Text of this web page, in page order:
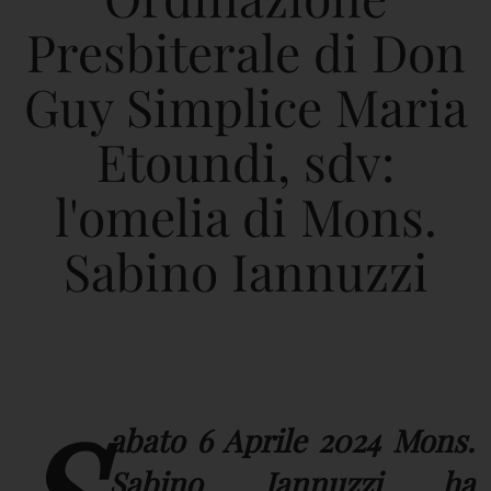
Presbiterale di Don
Guy Simplice Maria
Etoundi, sdv:
l'omelia di Mons.
Sabino Iannuzzi
abato 6 Aprile 2024 Mons.